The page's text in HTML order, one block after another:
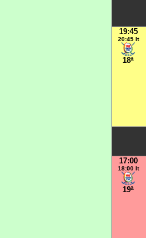
19:45
20:45 It
18ª
17:00
18:00 It
19ª